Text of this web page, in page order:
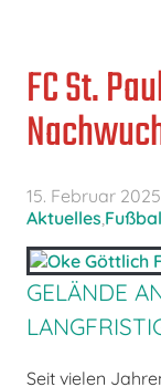
FC St.
15. Februar 2025
Aktuelles
GELÄNDE
Seit vielen